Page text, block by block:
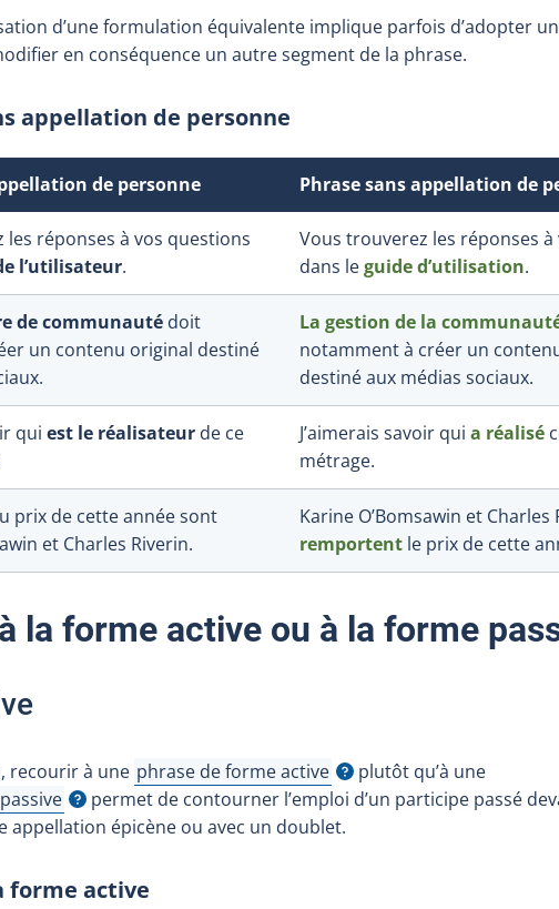
d’une formulation équivalente implique parfois d’adopter
en conséquence un autre segment de la phrase.
appellation de personne
de personne Phrase sans appellation de
les réponses à vos questions
l’utilisateur.
Vous trouverez les réponses
dans leguide d’utilisation.
de communauté doit
un contenu original destiné
La gestion de la
notamment à créer un
destiné aux médias sociaux.
qui est le réalisateur de ce
J’aimerais savoir qui a réalisé
métrage.
prix de cette année sont
et Charles Riverin.
Karine O’Bomsawin et Charles
remportent le prix de cette
la forme active ou à la forme
recourir à une phrase de forme active
Afficher l'infobulle
plutôt qu’à une
permet de contourner l’emploi d’un participe passé
appellation épicène ou avec un doublet.
forme active